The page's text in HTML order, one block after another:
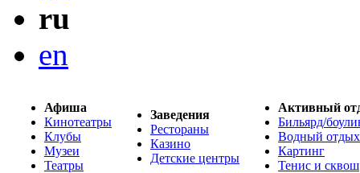
ru
en
Афиша
Кинотеатры
Клубы
Музеи
Театры
Заведения
Рестораны
Казино
Детские центры
Активный
Бильярд/
Водный отдых
Картинг
Тенис и сквош